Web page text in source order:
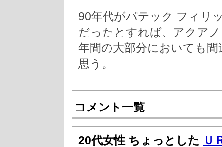
90年代がパテック フィリ
だったとすれば、アクア
年間の大部分においても
思う。
コメント一覧
20代女性 ちょっとした Ｕ